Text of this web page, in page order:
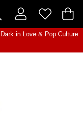
Dark in Love& Pop Culture